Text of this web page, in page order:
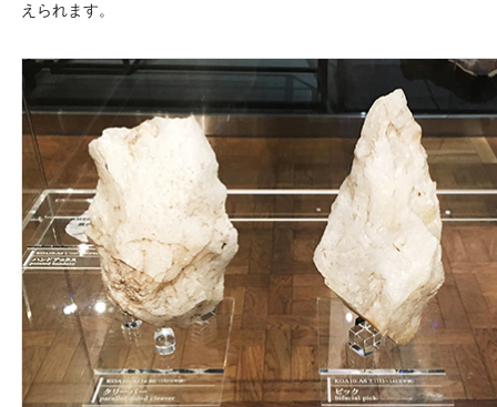
えられます。